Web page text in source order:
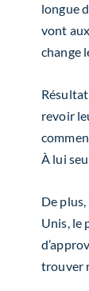
longue
vont
change
revoir
À lui
De
Unis, le
trouver